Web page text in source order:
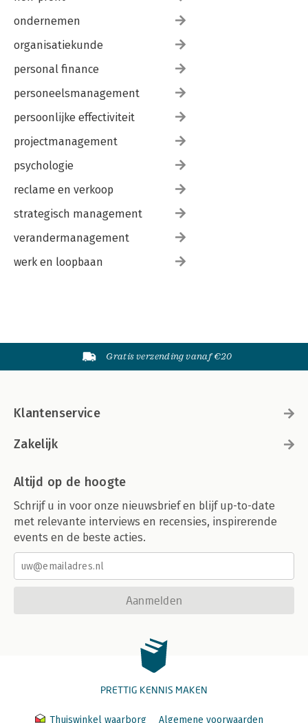
ondernemen
organisatiekunde
personal finance
personeelsmanagement
persoonlijke effectiviteit
projectmanagement
psychologie
reclame en verkoop
strategisch management
verandermanagement
werk en loopbaan
Gratis verzending vanaf €20
Klantenservice
Zakelijk
Altijd op de hoogte
Schrijf u in voor onze nieuwsbrief en blijf up-to-date
met relevante interviews en recensies, inspirerende
events en de beste acties.
Aanmelden
PRETTIG KENNIS MAKEN
Thuiswinkel waarborg Algemene voorwaarden